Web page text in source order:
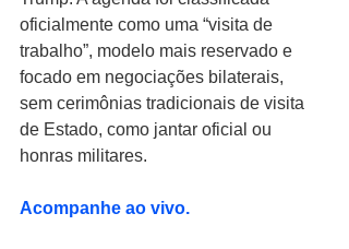
oficialmente como uma “visita de
trabalho”, modelo mais reservado e
focado em negociações bilaterais,
sem cerimônias tradicionais de visita
de Estado, como jantar oficial ou
honras militares.
Acompanhe ao vivo.